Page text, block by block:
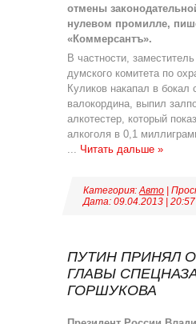
отмены
нулевом промилле,
«Коммерсантъ».
В частности,
думского комитета по
Куликов накапал в бокал
валокордина, выпил
алкотестер, который
алкоголя в 0,1
... Читать дальше »
Категория:Авто |
Дата: 09.04.2013 20:57
ПУТИН ПРИНЯЛ
ГЛАВЫ
ГОРШУКОВА